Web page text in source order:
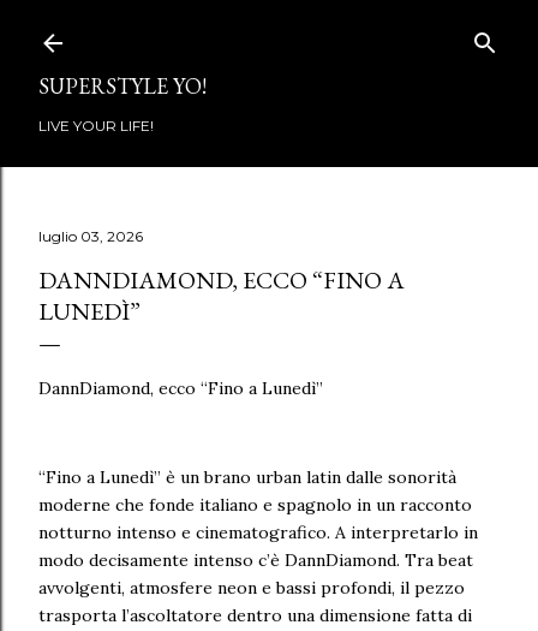
SUPERSTYLE YO!
LIVE YOUR LIFE!
luglio 03, 2026
DANNDIAMOND, ECCO “FINO A
LUNEDÌ”
DannDiamond, ecco “Fino a Lunedì”
“Fino a Lunedì” è un brano urban latin dalle sonorità
moderne che fonde italiano e spagnolo in un racconto
notturno intenso e cinematografico. A interpretarlo in
modo decisamente intenso c’è DannDiamond. Tra beat
avvolgenti, atmosfere neon e bassi profondi, il pezzo
trasporta l’ascoltatore dentro una dimensione fatta di